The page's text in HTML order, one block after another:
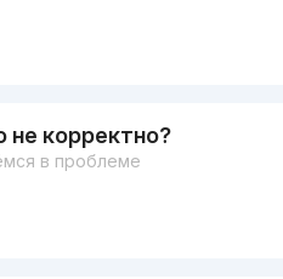
не корректно?
в проблеме